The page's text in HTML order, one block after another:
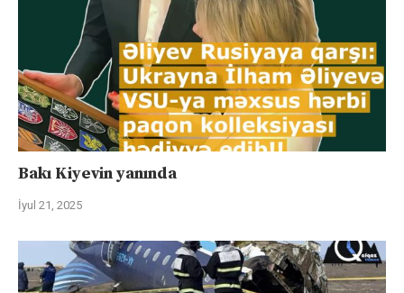
Bakı Kiyevin yanında
İyul 21, 2025